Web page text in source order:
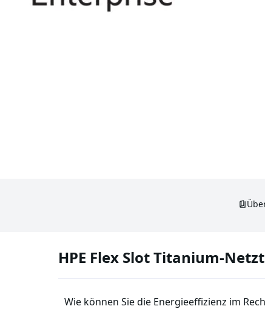
HPE Flex Slot Titanium-
Wie können Sie die Energieeffizienz im